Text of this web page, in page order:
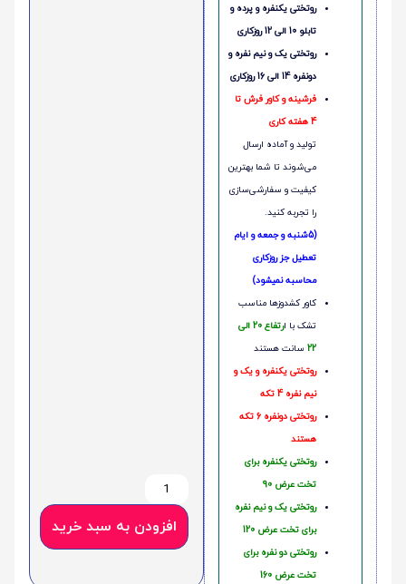
روتختی یکنفره و پرده و
تابلو 10 الی 12 روزکاری
روتختی یک و نیم نفره و
دونفره 14 الی 16 روزکاری
فرشینه و کاور فرش تا
4 هفته کاری
تولید و آماده ارسال
می‌شوند تا شما بهترین
کیفیت و سفارشی‌سازی
را تجربه کنید.
(5شنبه و جمعه و ایام
تعطیل جز روزکاری
محاسبه نمیشود)
کاور کشدوزها مناسب
تشک با ا
رتفاع 20 الی
22 سانت هستند
روتختی یکنفره و یک و
نیم نفره 4 تکه
روتختی دونفره 6 تکه
هستند
روتختی یکنفره برای
تخت عرض 90
روتختی یک و نیم نفره
برای تخت عرض 120
روتختی دو نفره برای
تخت عرض 160
افزودن به سبد خرید